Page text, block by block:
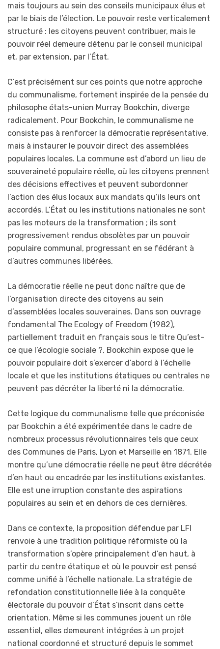
mais toujours au sein des conseils municipaux élus et
par le biais de l’élection. Le pouvoir reste verticalement
structuré : les citoyens peuvent contribuer, mais le
pouvoir réel demeure détenu par le conseil municipal
et, par extension, par l’État.
C’est précisément sur ces points que notre approche
du communalisme, fortement inspirée de la pensée du
philosophe états-unien Murray Bookchin, diverge
radicalement. Pour Bookchin, le communalisme ne
consiste pas à renforcer la démocratie représentative,
mais à instaurer le pouvoir direct des assemblées
populaires locales. La commune est d’abord un lieu de
souveraineté populaire réelle, où les citoyens prennent
des décisions effectives et peuvent subordonner
l’action des élus locaux aux mandats qu’ils leurs ont
accordés. L’État ou les institutions nationales ne sont
pas les moteurs de la transformation ; ils sont
progressivement rendus obsolètes par un pouvoir
populaire communal, progressant en se fédérant à
d’autres communes libérées.
La démocratie réelle ne peut donc naître que de
l’organisation directe des citoyens au sein
d’assemblées locales souveraines. Dans son ouvrage
fondamental The Ecology of Freedom (1982),
partiellement traduit en français sous le titre Qu’est-
ce que l’écologie sociale ?, Bookchin expose que le
pouvoir populaire doit s’exercer d’abord à l’échelle
locale et que les institutions étatiques ou centrales ne
peuvent pas décréter la liberté ni la démocratie.
Cette logique du communalisme telle que préconisée
par Bookchin a été expérimentée dans le cadre de
nombreux processus révolutionnaires tels que ceux
des Communes de Paris, Lyon et Marseille en 1871. Elle
montre qu’une démocratie réelle ne peut être décrétée
d’en haut ou encadrée par les institutions existantes.
Elle est une irruption constante des aspirations
populaires au sein et en dehors de ces dernières.
Dans ce contexte, la proposition défendue par LFI
renvoie à une tradition politique réformiste où la
transformation s’opère principalement d’en haut, à
partir du centre étatique et où le pouvoir est pensé
comme unifié à l’échelle nationale. La stratégie de
refondation constitutionnelle liée à la conquête
électorale du pouvoir d’État s’inscrit dans cette
orientation. Même si les communes jouent un rôle
essentiel, elles demeurent intégrées à un projet
national coordonné et structuré depuis le sommet